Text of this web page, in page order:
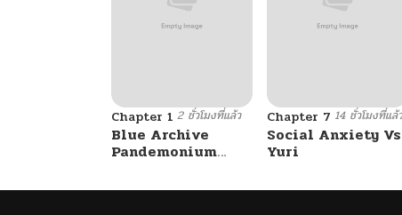
Chapter 1 2 ชั่วโมงที่แล้ว
Blue Archive
Pandemonium
Hayashiya
Chapter 7 14 ชั่วโมงที่แล้ว
Social Anxiety Vs
Yuri